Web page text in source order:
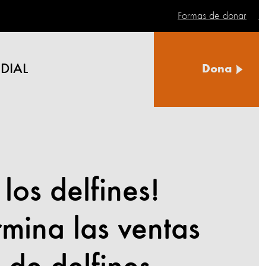
Formas de donar
Dona
delfines!
las ventas